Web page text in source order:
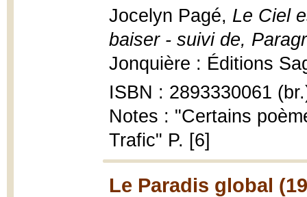
Jocelyn Pagé, Le Ciel
baiser - suivi de,
Jonquière : Éditions
ISBN : 2893330061
Notes : "Certains
Trafic" P. [6]
Le Paradis global